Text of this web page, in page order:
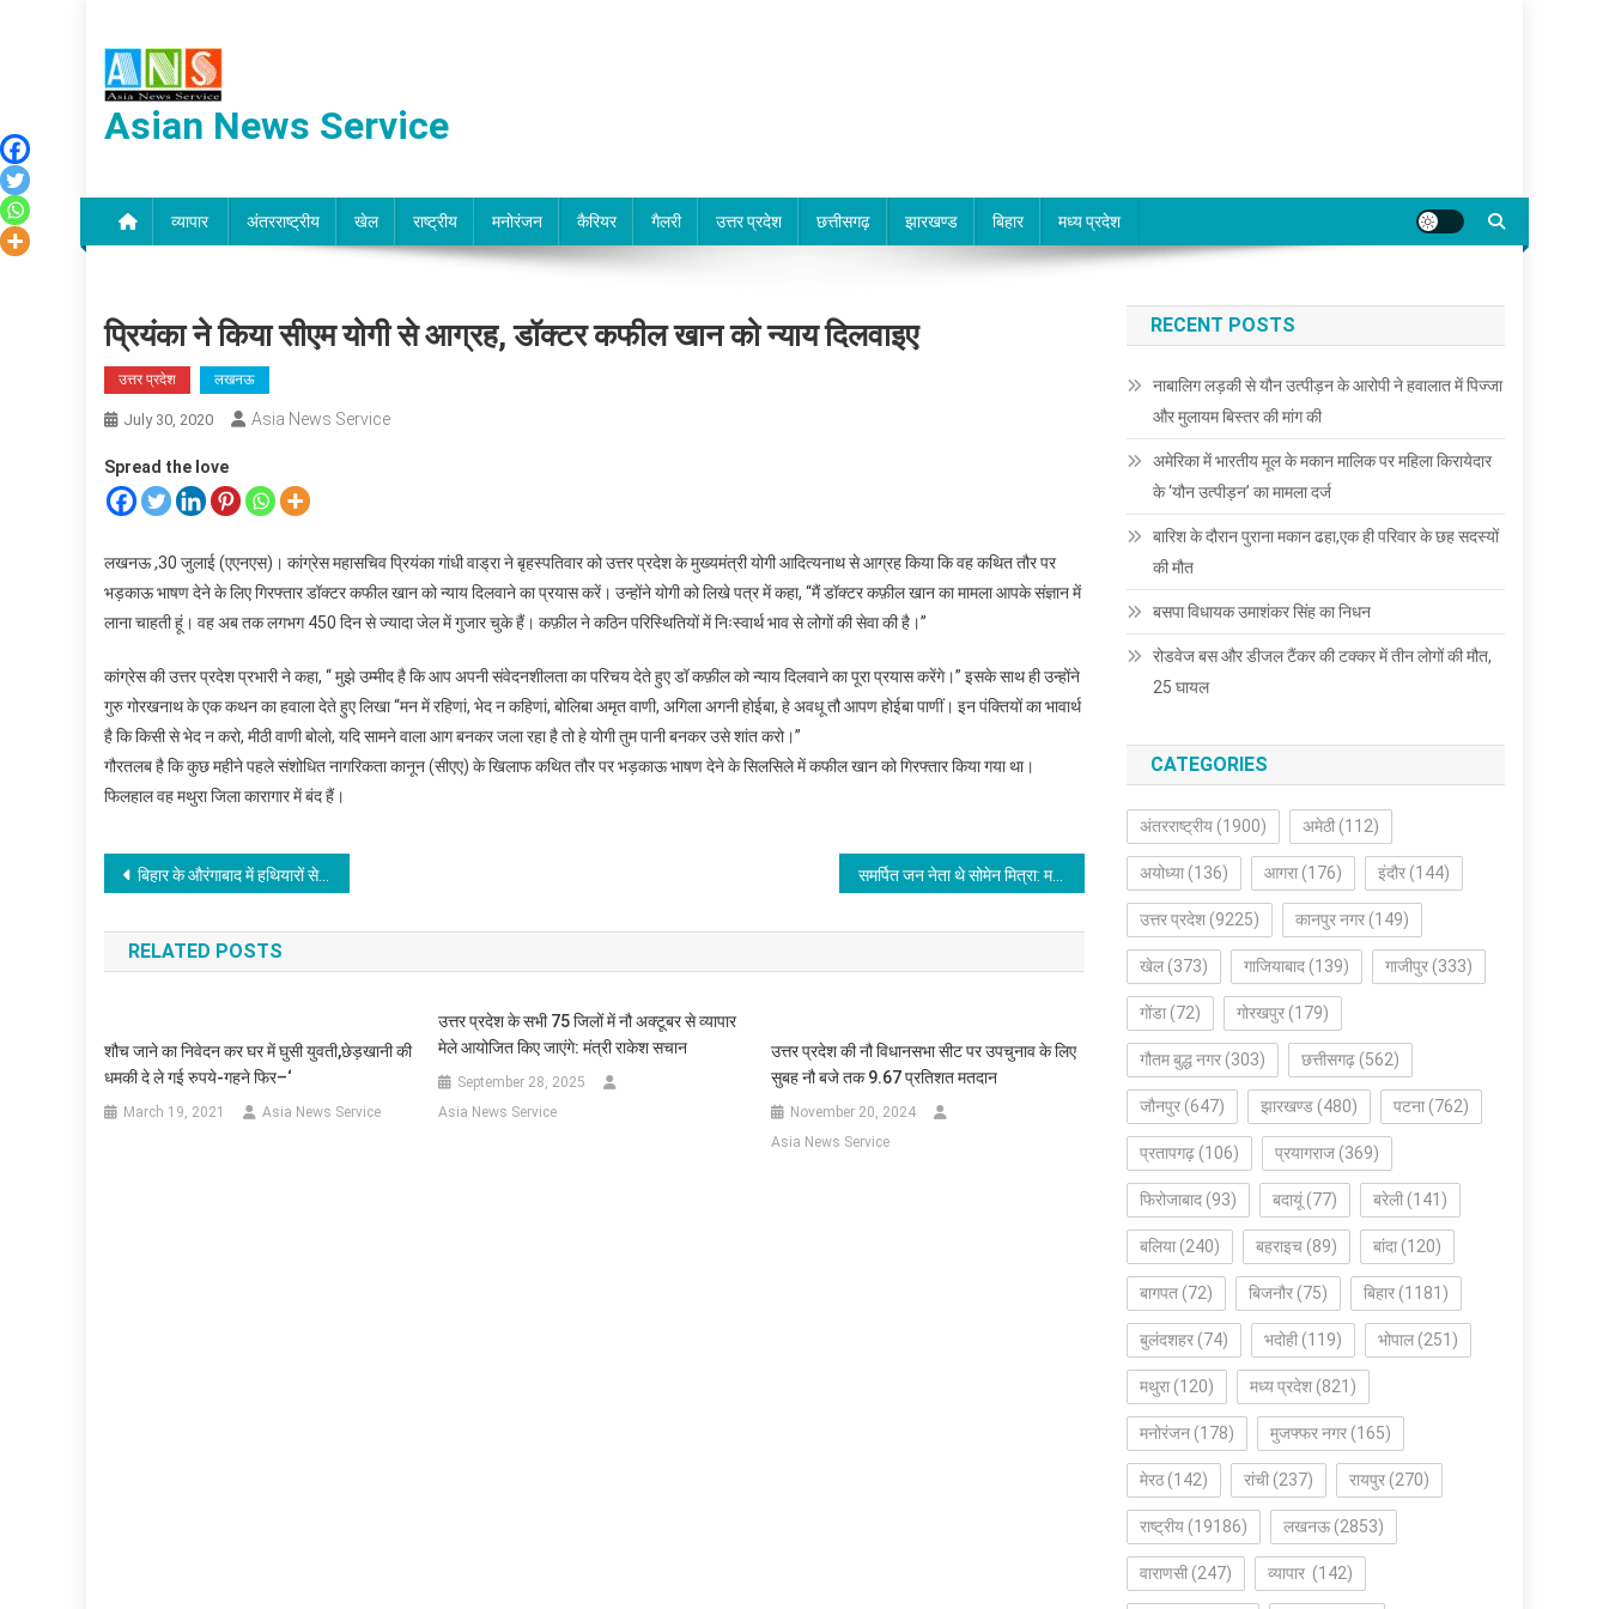
content
Asian News Service
व्यापार अंतरराष्ट्रीय खेल राष्ट्रीय मनोरंजन कैरियर गैलरी उत्तर प्रदेश छत्तीसगढ़ झारखण्ड बिहार मध्य प्रदेश
प्रियंका ने किया सीएम योगी से आग्रह, डॉक्टर कफील खान को न्याय दिलवाइए
उत्तर प्रदेश लखनऊ
July 30, 2020 Asia News Service
Spread the love
लखनऊ ,30 जुलाई (एएनएस)। कांग्रेस महासचिव प्रियंका गांधी वाड्रा ने बृहस्पतिवार को उत्तर प्रदेश के मुख्यमंत्री योगी आदित्यनाथ से आग्रह किया कि वह कथित तौर पर
भड़काऊ भाषण देने के लिए गिरफ्तार डॉक्टर कफील खान को न्याय दिलवाने का प्रयास करें। उन्होंने योगी को लिखे पत्र में कहा, ‘‘मैं डॉक्टर कफ़ील खान का मामला आपके संज्ञान में
लाना चाहती हूं। वह अब तक लगभग 450 दिन से ज्यादा जेल में गुजार चुके हैं। कफ़ील ने कठिन परिस्थितियों में निःस्वार्थ भाव से लोगों की सेवा की है।’’
कांग्रेस की उत्तर प्रदेश प्रभारी ने कहा, ‘‘ मुझे उम्मीद है कि आप अपनी संवेदनशीलता का परिचय देते हुए डॉ कफ़ील को न्याय दिलवाने का पूरा प्रयास करेंगे।’’ इसके साथ ही उन्होंने
गुरु गोरखनाथ के एक कथन का हवाला देते हुए लिखा ‘‘मन में रहिणां, भेद न कहिणां, बोलिबा अमृत वाणी, अगिला अगनी होईबा, हे अवधू तौ आपण होईबा पाणीं। इन पंक्तियों का भावार्थ
है कि किसी से भेद न करो, मीठी वाणी बोलो, यदि सामने वाला आग बनकर जला रहा है तो हे योगी तुम पानी बनकर उसे शांत करो।’’
गौरतलब है कि कुछ महीने पहले संशोधित नागरिकता कानून (सीएए) के खिलाफ कथित तौर पर भड़काऊ भाषण देने के सिलसिले में कफील खान को गिरफ्तार किया गया था।
फिलहाल वह मथुरा जिला कारागार में बंद हैं।
Post
navigation
बिहार के औरंगाबाद में हथियारों से लैस बदमाशो ने बैंक पर धावा बोल लूटे 69 लाख रुपये समर्पित जन नेता थे सोमेन मित्रा: मनमोहन
RELATED POSTS
शौच जाने का निवेदन कर घर में घुसी युवती,छेड़खानी की
धमकी दे ले गई रुपये-गहने फिर–‘
March 19, 2021 Asia News Service
उत्तर प्रदेश के सभी 75 जिलों में नौ अक्टूबर से व्यापार
मेले आयोजित किए जाएंगे: मंत्री राकेश सचान
September 28, 2025
Asia News Service
उत्तर प्रदेश की नौ विधानसभा सीट पर उपचुनाव के लिए
सुबह नौ बजे तक 9.67 प्रतिशत मतदान
November 20, 2024
Asia News Service
RECENT POSTS
नाबालिग लड़की से यौन उत्पीड़न के आरोपी ने हवालात में पिज्जा
और मुलायम बिस्तर की मांग की
अमेरिका में भारतीय मूल के मकान मालिक पर महिला किरायेदार
के ‘यौन उत्पीड़न’ का मामला दर्ज
बारिश के दौरान पुराना मकान ढहा,एक ही परिवार के छह सदस्यों
की मौत
बसपा विधायक उमाशंकर सिंह का निधन
रोडवेज बस और डीजल टैंकर की टक्कर में तीन लोगों की मौत,
25 घायल
CATEGORIES
अंतरराष्ट्रीय (1900) अमेठी (112)
अयोध्या (136) आगरा (176) इंदौर (144)
उत्तर प्रदेश (9225) कानपुर नगर (149)
खेल (373) गाजियाबाद (139) गाजीपुर (333)
गोंडा (72) गोरखपुर (179)
गौतम बुद्ध नगर (303) छत्तीसगढ़ (562)
जौनपुर (647) झारखण्ड (480) पटना (762)
प्रतापगढ़ (106) प्रयागराज (369)
फिरोजाबाद (93) बदायूं (77) बरेली (141)
बलिया (240) बहराइच (89) बांदा (120)
बागपत (72) बिजनौर (75) बिहार (1181)
बुलंदशहर (74) भदोही (119) भोपाल (251)
मथुरा (120) मध्य प्रदेश (821)
मनोरंजन (178) मुजफ्फर नगर (165)
मेरठ(142) रांची (237) रायपुर (270)
राष्ट्रीय (19186) लखनऊ(2853)
वाराणसी (247) व्यापार (142)